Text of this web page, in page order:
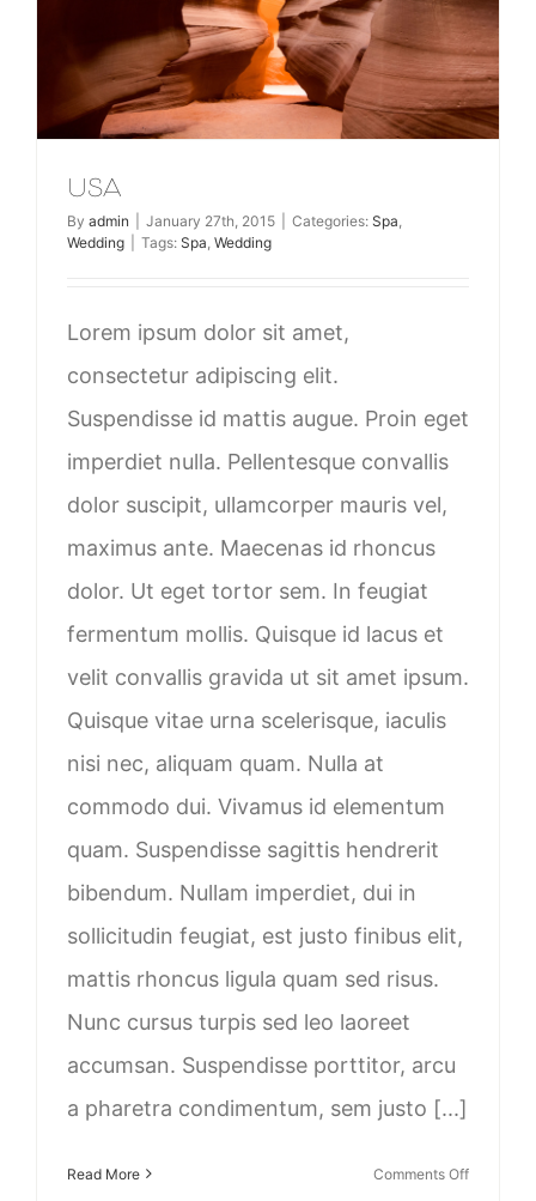
USA
By admin January 27th, 2015 Categories: Spa
Wedding
Tags: Spa Wedding
Lorem ipsum dolor sit amet,
consectetur adipiscing elit.
Suspendisse id mattis augue. Proin eget
imperdiet nulla. Pellentesque convallis
dolor suscipit, ullamcorper mauris vel,
maximus ante. Maecenas id rhoncus
dolor. Ut eget tortor sem. In feugiat
fermentum mollis. Quisque id lacus et
velit convallis gravida ut sit amet ipsum.
Quisque vitae urna scelerisque, iaculis
nisi nec, aliquam quam. Nulla at
commodo dui. Vivamus id elementum
quam. Suspendisse sagittis hendrerit
bibendum. Nullam imperdiet, dui in
sollicitudin feugiat, est justo finibus elit,
mattis rhoncus ligula quam sed risus.
Nunc cursus turpis sed leo laoreet
accumsan. Suspendisse porttitor, arcu
a pharetra condimentum, sem justo [...]
Read More Comments Offon